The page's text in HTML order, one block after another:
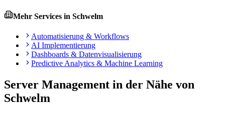
Mehr Services in Schwelm
Automatisierung & Workflows
AI Implementierung
Dashboards & Datenvisualisierung
Predictive Analytics & Machine Learning
Server Management in der Nähe von
Schwelm